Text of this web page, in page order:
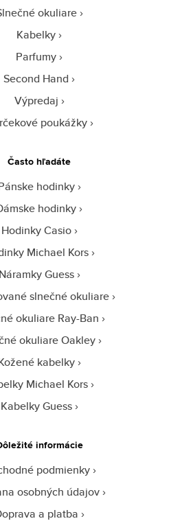
okuliare
Kabelky
Parfumy
Second Hand
Výpredaj
poukážky
Často hľadáte
hodinky
hodinky
Hodinky Casio
Michael Kors
Náramky Guess
slnečné okuliare
okuliare Ray-Ban
okuliare Oakley
kabelky
Michael Kors
Kabelky Guess
informácie
podmienky
osobných údajov
a platba